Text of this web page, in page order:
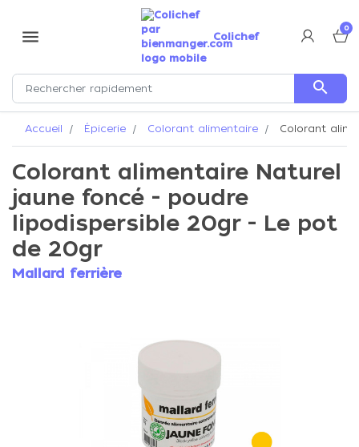
menu Colichef
0
search
Accueil Épicerie Colorant alimentaire Colorant
Colorant alimentaire Naturel
jaune foncé - poudre
lipodispersible 20gr - Le pot
de 20gr
Mallard ferrière